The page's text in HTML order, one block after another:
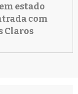
estado
com
Claros